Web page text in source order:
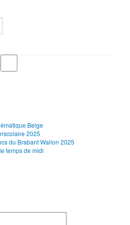
Belge
2025
du Brabant Wallon 2025
temps de midi